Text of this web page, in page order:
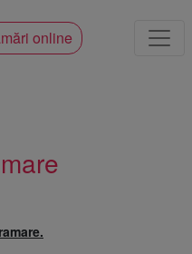
online